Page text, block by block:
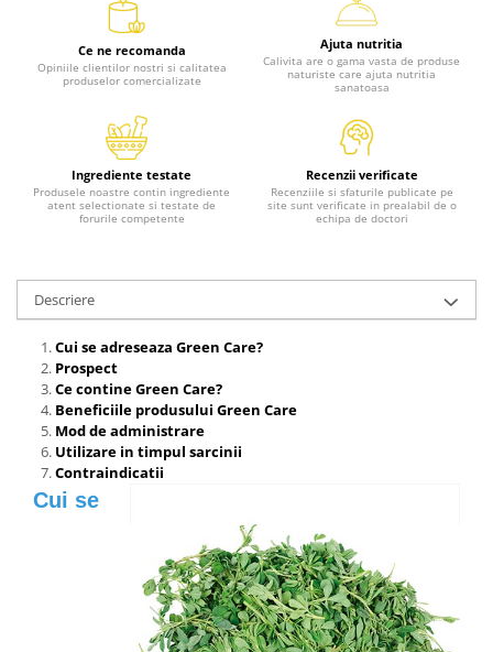
Ce ne recomanda
Opiniile clientilor nostri si calitatea
produselor comercializate
Ajuta nutritia
Calivita are o gama vasta de produse
naturiste care ajuta nutritia
sanatoasa
Ingrediente testate
Produsele noastre contin ingrediente
atent selectionate si testate de
forurile competente
Recenzii verificate
Recenziile si sfaturile publicate pe
site sunt verificate in prealabil de o
echipa de doctori
Descriere
Cui se adreseaza Green Care?
Prospect
Ce contine Green Care?
Beneficiile produsului Green Care
Mod de administrare
Utilizare in timpul sarcinii
Contraindicatii
Cui se